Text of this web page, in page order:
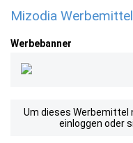
Mizodia
Werbebanner
Um dieses Werbemittel
einloggen oder